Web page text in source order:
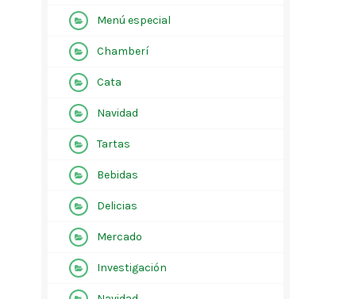
Menú especial
Chamberí
Cata
Navidad
Tartas
Bebidas
Delicias
Mercado
Investigación